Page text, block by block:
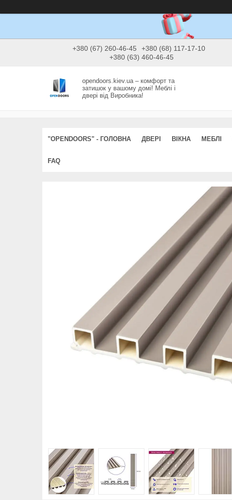
+380 (67) 260-46-45
+380 (68) 117-17-10
+380 (63) 460-46-45
opendoors.kiev.ua – комфорт та
затишок у вашому домі! Меблі і
двері від Виробника!
"OPENDOORS" - ГОЛОВНА ДВЕРІ ВІКНА МЕБЛІ
FAQ